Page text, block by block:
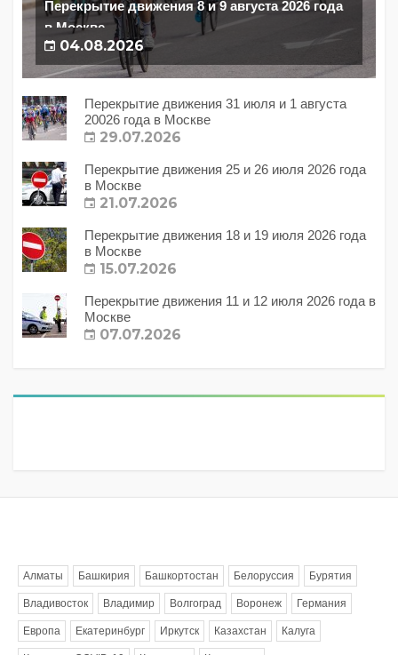
Перекрытие движения 8 и 9 августа 2026 года
в Москве
04.08.2026
Перекрытие движения 31 июля и 1 августа
20026 года в Москве
29.07.2026
Перекрытие движения 25 и 26 июля 2026 года
в Москве
21.07.2026
Перекрытие движения 18 и 19 июля 2026 года
в Москве
15.07.2026
Перекрытие движения 11 и 12 июля 2026 года в
Москве
07.07.2026
Алматы Башкирия Башкортостан Белоруссия Бурятия
Владивосток Владимир Волгоград Воронеж Германия
Европа Екатеринбург Иркутск Казахстан Калуга